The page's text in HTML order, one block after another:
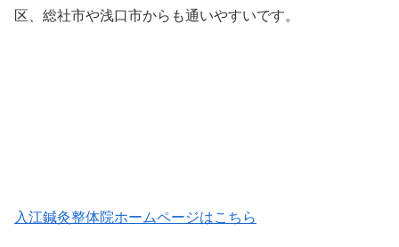
区、総社市や浅口市からも通いやすいです。
入江鍼灸整体院ホームページはこちら